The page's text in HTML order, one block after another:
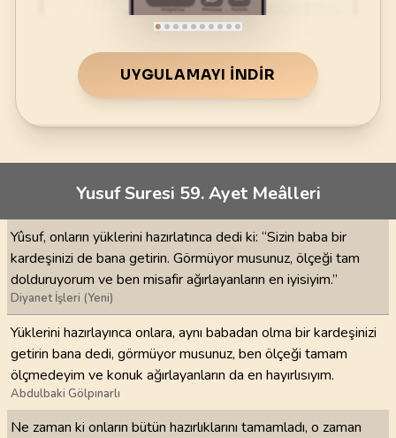
UYGULAMAYI İNDIR
Yusuf Suresi 59. Ayet Meâlleri
Yûsuf, onların yüklerini hazırlatınca dedi ki: “Sizin baba bir
kardeşinizi de bana getirin. Görmüyor musunuz, ölçeği tam
dolduruyorum ve ben misafir ağırlayanların en iyisiyim.”
Diyanet İşleri (Yeni)
Yüklerini hazırlayınca onlara, aynı babadan olma bir kardeşinizi
getirin bana dedi, görmüyor musunuz, ben ölçeği tamam
ölçmedeyim ve konuk ağırlayanların da en hayırlısıyım.
Abdulbaki Gölpınarlı
Ne zaman ki onların bütün hazırlıklarını tamamladı, o zaman